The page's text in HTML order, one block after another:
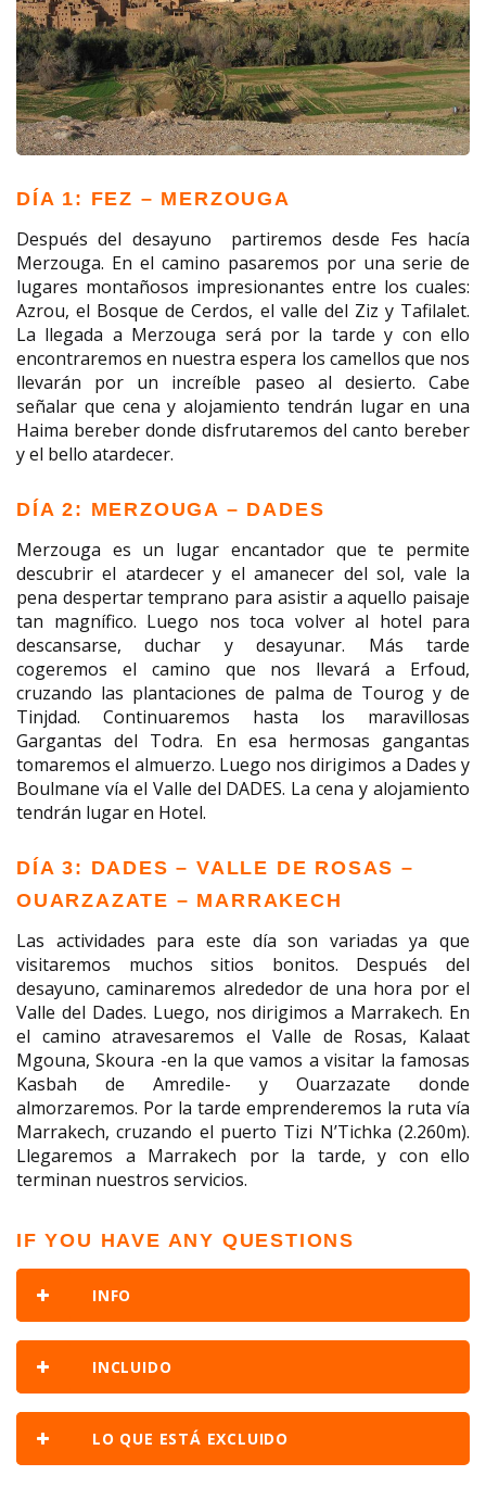
DÍA 1: FEZ – MERZOUGA
Después del desayuno partiremos desde Fes hacía
Merzouga. En el camino pasaremos por una serie de
lugares montañosos impresionantes entre los cuales:
Azrou, el Bosque de Cerdos, el valle del Ziz y Tafilalet.
La llegada a Merzouga será por la tarde y con ello
encontraremos en nuestra espera los camellos que nos
llevarán por un increíble paseo al desierto. Cabe
señalar que cena y alojamiento tendrán lugar en una
Haima bereber donde disfrutaremos del canto bereber
y el bello atardecer.
DÍA 2: MERZOUGA – DADES
Merzouga es un lugar encantador que te permite
descubrir el atardecer y el amanecer del sol, vale la
pena despertar temprano para asistir a aquello paisaje
tan magnífico. Luego nos toca volver al hotel para
descansarse, duchar y desayunar. Más tarde
cogeremos el camino que nos llevará a Erfoud,
cruzando las plantaciones de palma de Tourog y de
Tinjdad. Continuaremos hasta los maravillosas
Gargantas del Todra. En esa hermosas gangantas
tomaremos el almuerzo. Luego nos dirigimos a Dades y
Boulmane vía el Valle del DADES. La cena y alojamiento
tendrán lugar en Hotel.
DÍA 3: DADES – VALLE DE ROSAS –
OUARZAZATE – MARRAKECH
Las actividades para este día son variadas ya que
visitaremos muchos sitios bonitos. Después del
desayuno, caminaremos alrededor de una hora por el
Valle del Dades. Luego, nos dirigimos a Marrakech. En
el camino atravesaremos el Valle de Rosas, Kalaat
Mgouna, Skoura -en la que vamos a visitar la famosas
Kasbah de Amredile- y Ouarzazate donde
almorzaremos. Por la tarde emprenderemos la ruta vía
Marrakech, cruzando el puerto Tizi N’Tichka (2.260m).
Llegaremos a Marrakech por la tarde, y con ello
terminan nuestros servicios.
IF YOU HAVE ANY QUESTIONS
INFO
INCLUIDO
LO QUE ESTÁ EXCLUIDO